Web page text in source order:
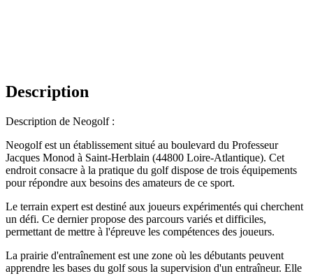
Description
Description de Neogolf :
Neogolf est un établissement situé au boulevard du Professeur
Jacques Monod à Saint-Herblain (44800 Loire-Atlantique). Cet
endroit consacre à la pratique du golf dispose de trois équipements
pour répondre aux besoins des amateurs de ce sport.
Le terrain expert est destiné aux joueurs expérimentés qui cherchent
un défi. Ce dernier propose des parcours variés et difficiles,
permettant de mettre à l'épreuve les compétences des joueurs.
La prairie d'entraînement est une zone où les débutants peuvent
apprendre les bases du golf sous la supervision d'un entraîneur. Elle